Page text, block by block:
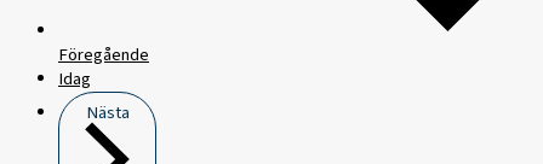
Föregående
Idag
Nästa